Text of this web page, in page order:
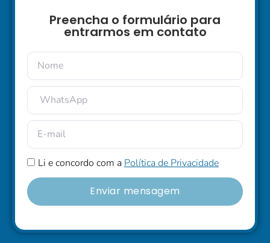
Preencha o formulário para
entrarmos em contato
Li e concordo com a Política de Privacidade
Enviar mensagem